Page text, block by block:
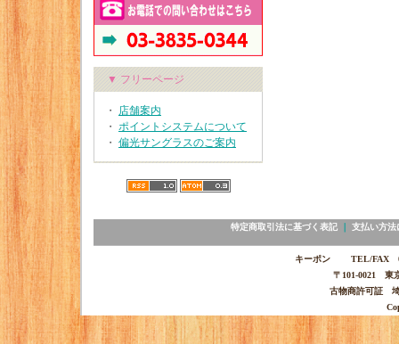
▼ フリーページ
・ 店舗案内
・ ポイントシステムについて
・ 偏光サングラスのご案内
特定商取引法に基づく表記｜ 支払い方法
キーポン TEL/FAX
〒101-0021 東
古物商許可証